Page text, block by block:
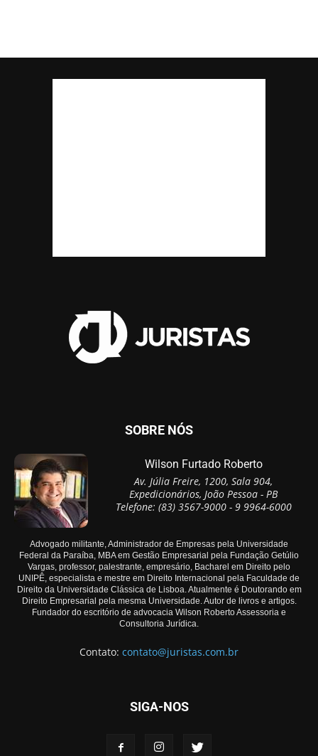
SOBRE NÓS
Wilson Furtado Roberto
Av. Júlia Freire, 1200, Sala 904,
Expedicionários, João Pessoa - PB
Telefone: (83) 3567-9000 - 9 9964-6000
Advogado militante, Administrador de Empresas pela Universidade
Federal da Paraíba, MBA em Gestão Empresarial pela Fundação Getúlio
Vargas, professor, palestrante, empresário, Bacharel em Direito pelo
UNIPÊ, especialista e mestre em Direito Internacional pela Faculdade de
Direito da Universidade Clássica de Lisboa. Atualmente é Doutorando em
Direito Empresarial pela mesma Universidade. Autor de livros e artigos.
Fundador do escritório de advocacia Wilson Roberto Assessoria e
Consultoria Jurídica.
Contato: contato@juristas.com.br
SIGA-NOS